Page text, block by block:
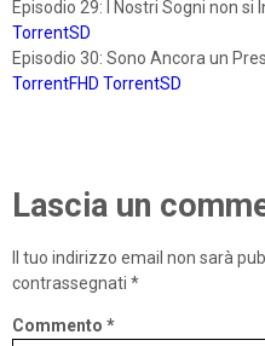
Episodio 29: I Nostri Sogni non si
TorrentSD
Episodio 30: Sono Ancora un
TorrentFHD TorrentSD
Lascia un
Il tuo indirizzo email non sarà
contrassegnati *
Commento *